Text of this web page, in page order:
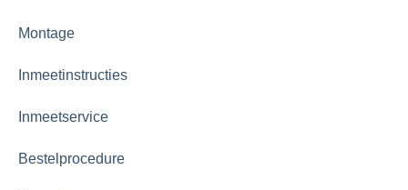
Montage
Inmeetinstructies
Inmeetservice
Bestelprocedure